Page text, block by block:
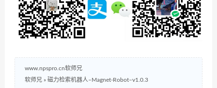
www.npspro.cn软师兄
软师兄 » 磁力检索机器人–Magnet-Robot–v1.0.3